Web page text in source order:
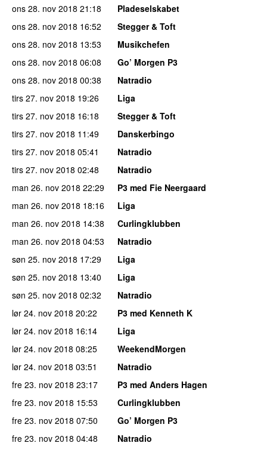
ons 28. nov 2018 21:18
Pladeselskabet
ons 28. nov 2018 16:52
Stegger & Toft
ons 28. nov 2018 13:53
Musikchefen
ons 28. nov 2018 06:08
Go’ Morgen P3
ons 28. nov 2018 00:38
Natradio
tirs 27. nov 2018 19:26
Liga
tirs 27. nov 2018 16:18
Stegger & Toft
tirs 27. nov 2018 11:49
Danskerbingo
tirs 27. nov 2018 05:41
Natradio
tirs 27. nov 2018 02:48
Natradio
man 26. nov 2018 22:29
P3 med Fie Neergaard
man 26. nov 2018 18:16
Liga
man 26. nov 2018 14:38
Curlingklubben
man 26. nov 2018 04:53
Natradio
søn 25. nov 2018 17:29
Liga
søn 25. nov 2018 13:40
Liga
søn 25. nov 2018 02:32
Natradio
lør 24. nov 2018 20:22
P3 med Kenneth K
lør 24. nov 2018 16:14
Liga
lør 24. nov 2018 08:25
WeekendMorgen
lør 24. nov 2018 03:51
Natradio
fre 23. nov 2018 23:17
P3 med Anders Hagen
fre 23. nov 2018 15:53
Curlingklubben
fre 23. nov 2018 07:50
Go’ Morgen P3
fre 23. nov 2018 04:48
Natradio